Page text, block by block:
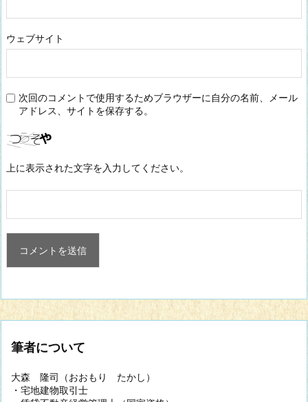
ウェブサイト
次回のコメントで使用するためブラウザーに自分の名前、メール
アドレス、サイトを保存する。
上に表示された文字を入力してください。
筆者について
大森 隆司（おおもり たかし）
・宅地建物取引士